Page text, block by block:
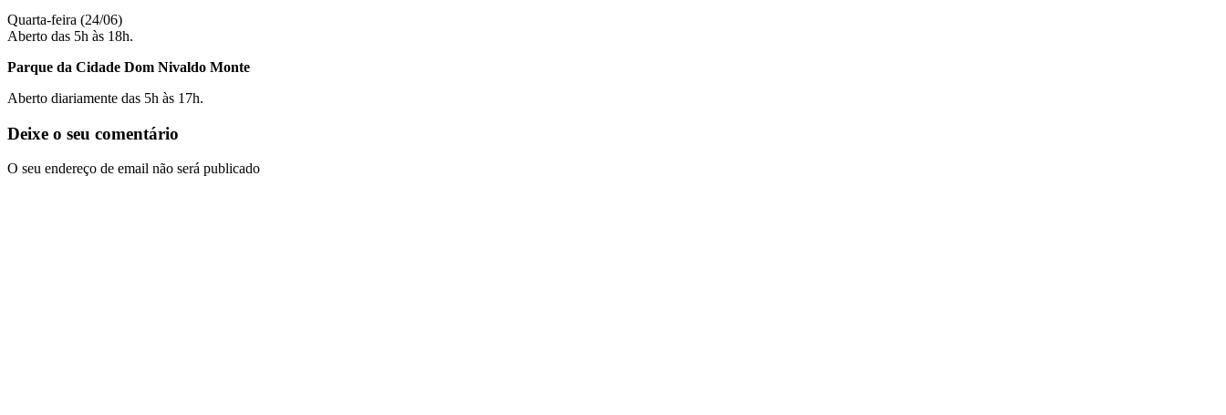
Quarta-feira (24/06)
Aberto das 5h às 18h.
Parque da Cidade Dom Nivaldo Monte
Aberto diariamente das 5h às 17h.
Deixe o seu comentário
O seu endereço de email não será publicado